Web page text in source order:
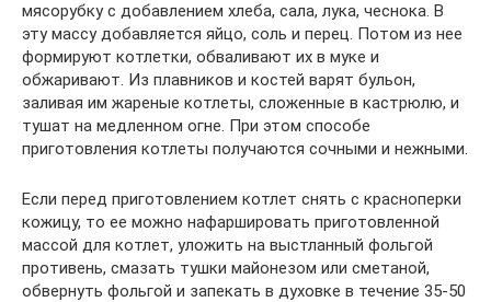
мясорубку с добавлением хлеба, сала, лука, чеснока. В
эту массу добавляется яйцо, соль и перец. Потом из нее
формируют котлетки, обваливают их в муке и
обжаривают. Из плавников и костей варят бульон,
заливая им жареные котлеты, сложенные в кастрюлю, и
тушат на медленном огне. При этом способе
приготовления котлеты получаются сочными и нежными.
Если перед приготовлением котлет снять с красноперки
кожицу, то ее можно нафаршировать приготовленной
массой для котлет, уложить на выстланный фольгой
противень, смазать тушки майонезом или сметаной,
обвернуть фольгой и запекать в духовке в течение 35-50